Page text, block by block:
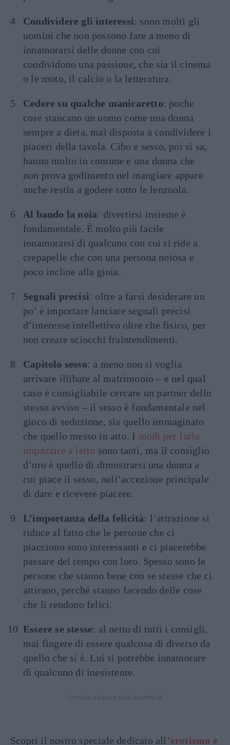
Condividere gli interessi: sono molti gli
uomini che non possono fare a meno di
innamorarsi delle donne con cui
condividono una passione, che sia il cinema
o le moto, il calcio o la letteratura.
Cedere su qualche manicaretto: poche
cose stancano un uomo come una donna
sempre a dieta, mai disposta a condividere i
piaceri della tavola. Cibo e sesso, poi si sa,
hanno molto in comune e una donna che
non prova godimento nel mangiare appare
anche restia a godere sotto le lenzuola.
Al bando la noia: divertirsi insieme è
fondamentale. È molto più facile
innamorarsi di qualcuno con cui si ride a
crepapelle che con una persona noiosa e
poco incline alla gioia.
Segnali precisi: oltre a farsi desiderare un
po’ è importare lanciare segnali precisi
d’interesse intellettivo oltre che fisico, per
non creare sciocchi fraintendimenti.
Capitolo sesso: a meno non si voglia
arrivare illibate al matrimonio – e nel qual
caso è consigliabile cercare un partner dello
stesso avviso – il sesso è fondamentale nel
gioco di seduzione, sia quello immaginato
che quello messo in atto. I modi per farlo
impazzire a letto sono tanti, ma il consiglio
d’oro è quello di dimostrarsi una donna a
cui piace il sesso, nell’accezione principale
di dare e ricevere piacere.
L’importanza della felicità: l’attrazione si
riduce al fatto che le persone che ci
piacciono sono interessanti e ci piacerebbe
passare del tempo con loro. Spesso sono le
persone che stanno bene con se stesse che ci
attirano, perché stanno facendo delle cose
che li rendono felici.
Essere se stesse: al netto di tutti i consigli,
mai fingere di essere qualcosa di diverso da
quello che si è. Lui si potrebbe innamorare
di qualcuno di inesistente.
Scopri il nostro speciale dedicato all’erotismo e